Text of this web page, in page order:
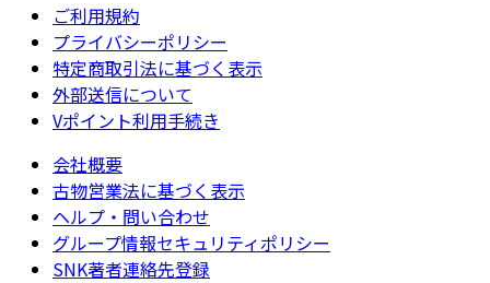
ご利用規約
プライバシーポリシー
特定商取引法に基づく表示
外部送信について
Vポイント利用手続き
会社概要
古物営業法に基づく表示
ヘルプ・問い合わせ
グループ情報セキュリティポリシー
SNK著者連絡先登録